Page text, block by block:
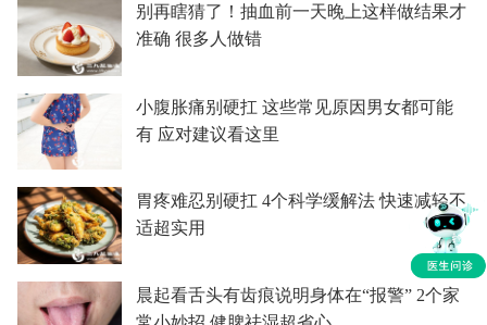
别再瞎猜了！抽血前一天晚上这样做结果才
准确 很多人做错
小腹胀痛别硬扛 这些常见原因男女都可能
有 应对建议看这里
胃疼难忍别硬扛 4个科学缓解法 快速减轻不
适超实用
晨起看舌头有齿痕说明身体在“报警” 2个家